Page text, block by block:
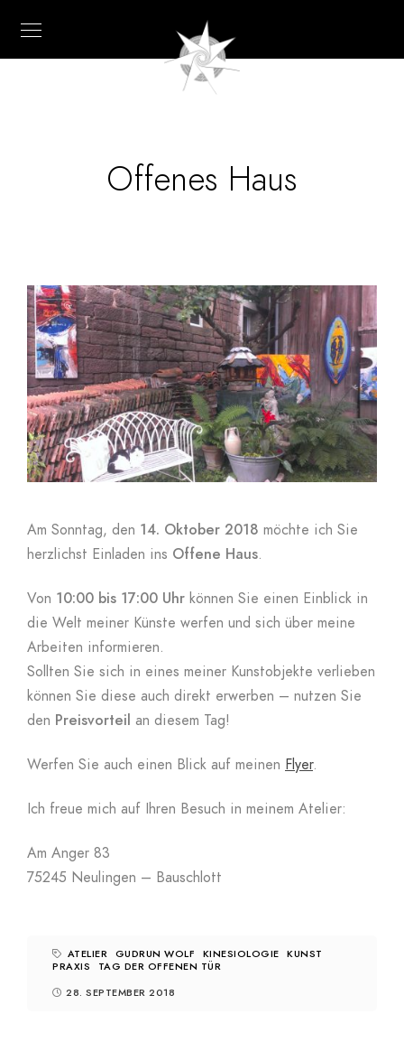
Offenes Haus
Am Sonntag, den 14. Oktober 2018 möchte ich Sie
herzlichst Einladen ins Offene Haus.
Von 10:00 bis 17:00 Uhr können Sie einen Einblick in
die Welt meiner Künste werfen und sich über meine
Arbeiten informieren.
Sollten Sie sich in eines meiner Kunstobjekte verlieben
können Sie diese auch direkt erwerben – nutzen Sie
den Preisvorteil an diesem Tag!
Werfen Sie auch einen Blick auf meinen Flyer.
Ich freue mich auf Ihren Besuch in meinem Atelier:
Am Anger 83
75245 Neulingen – Bauschlott
ATELIER GUDRUN WOLF KINESIOLOGIE KUNST
PRAXIS
TAG DER OFFENEN TÜR
28. SEPTEMBER 2018